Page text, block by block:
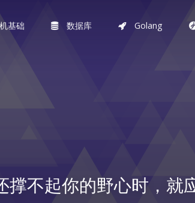
基础 数据库 Golang
撑不起你的野心时，就